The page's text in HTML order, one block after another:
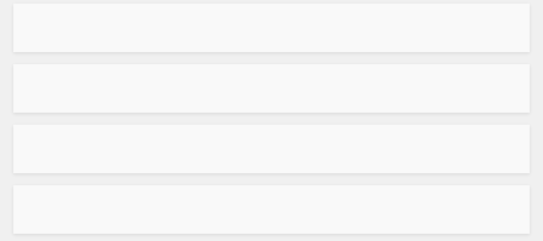
Visoki predstavnik u BiH nije nikad bio ovlašten da